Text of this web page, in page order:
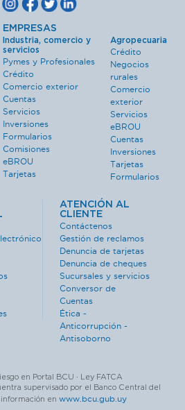
EMPRESAS
Industria, comercio y
servicios
Pymes y Profesionales
Crédito
Comercio exterior
Cuentas
Servicios
Inversiones
Formularios
Comisiones
eBROU
Tarjetas
Agropecuaria
Crédito
Negocios
rurales
Comercio
exterior
Servicios
eBROU
Cuentas
Inversiones
Tarjetas
Formularios
ATENCIÓN AL
CLIENTE
Contáctenos
Gestión de reclamos
Denuncia de tarjetas
Denuncia de cheques
Sucursales y servicios
Conversor de
Cuentas
Ética -
Anticorrupción -
Antisoborno
en Portal BCU · Ley FATCA
supervisado por el Banco Central del
en www.bcu.gub.uy